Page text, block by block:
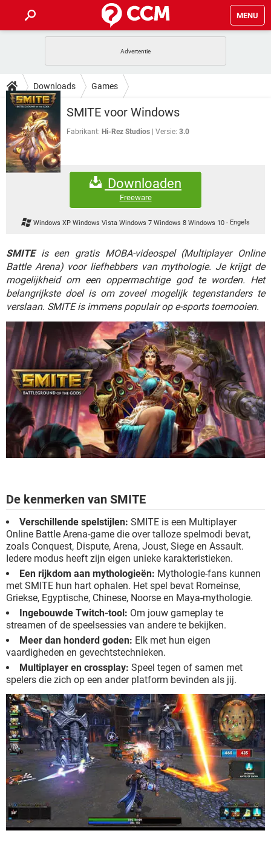
MENU
INSTAGRAM
NETFLIX CORONAVIRUS
GRATIS SNAPCHAT
TIKTOK
HOW-TO
VIDEOBELLEN
INSTAGRAM
NETFLIX
GRATIS
DOWNLOADS
VIDEOBELLEN GAMES
INSTAGRAM
NETFLIX CORONAVIRUS
SNAPCHAT
FORUM
VIDEOBELLEN
WINDOWS 10
CORONAVIRUS
GRATIS SNAPCHAT
ARTIKELEN
GAMES
GRATIS SNAPCHAT
TIKTOK
Downloads Games
SMITE voor Windows
Fabrikant: Hi-Rez Studios Versie: 3.0
Downloaden
Freeware
Windows XP Windows Vista Windows 7 Windows 8 Windows 10- Engels
SMITEis een gratis MOBA-videospel (Multiplayer Online
Battle Arena) voor liefhebbers van mythologie. Je krijgt de
mogelijkheid om een oppermachtige god te worden. Het
belangrijkste doel is om zoveel mogelijk tegenstanders te
verslaan. SMITE is immens populair op e-sports toernooien.
De kenmerken van SMITE
Verschillende spelstijlen: SMITE is een Multiplayer
Online Battle Arena-game die over talloze spelmodi bevat,
zoals Conquest, Dispute, Arena, Joust, Siege en Assault.
Iedere modus heeft zijn eigen unieke karakteristieken.
Een rijkdom aan mythologieën: Mythologie-fans kunnen
met SMITE hun hart ophalen. Het spel bevat Romeinse,
Griekse, Egyptische, Chinese, Noorse en Maya-mythologie.
Ingebouwde Twitch-tool: Om jouw gameplay te
streamen of de speelsessies van andere te bekijken.
Meer dan honderd goden: Elk met hun eigen
vaardigheden en gevechtstechnieken.
Multiplayer en crossplay: Speel tegen of samen met
spelers die zich op een ander platform bevinden als jij.